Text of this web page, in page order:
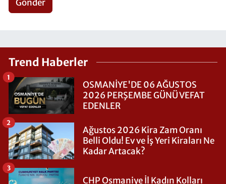
Gönder
Trend Haberler
OSMANİYE'DE 06 AĞUSTOS
2026 PERŞEMBE GÜNÜ VEFAT
EDENLER
1
Ağustos 2026 Kira Zam Oranı
Belli Oldu! Ev ve İş Yeri Kiraları Ne
Kadar Artacak?
2
CHP Osmaniye İl Kadın Kolları
3